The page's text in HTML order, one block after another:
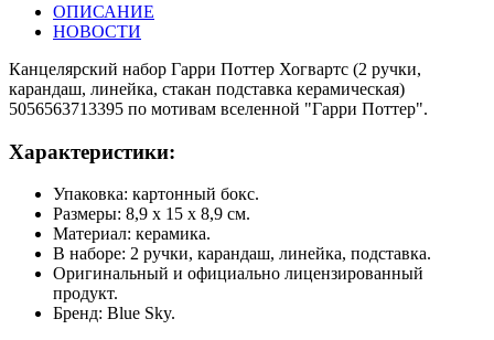
ОПИСАНИЕ
НОВОСТИ
Канцелярский набор Гарри Поттер Хогвартс (2 ручки,
карандаш, линейка, стакан подставка керамическая)
5056563713395 по мотивам вселенной "Гарри Поттер".
Характеристики:
Упаковка: картонный бокс.
Размеры: 8,9 х 15 х 8,9 см.
Материал: керамика.
В наборе: 2 ручки, карандаш, линейка, подставка.
Оригинальный и официально лицензированный
продукт.
Бренд: Blue Sky.